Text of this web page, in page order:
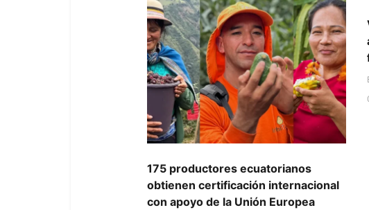
175 productores ecuatorianos
obtienen certificación internacional
con apoyo de la Unión Europea